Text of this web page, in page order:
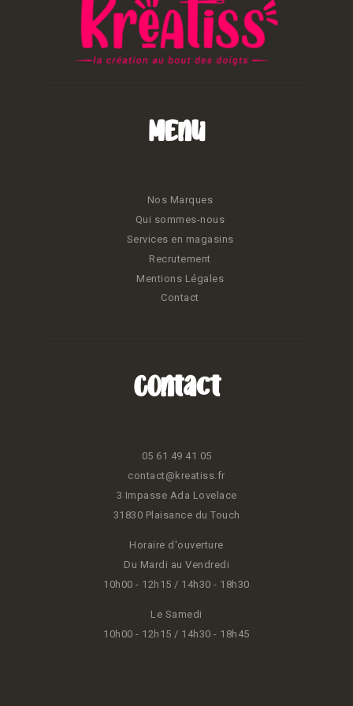
Menu
Nos Marques
Qui sommes-nous
Services en magasins
Recrutement
Mentions Légales
Contact
Contact
05 61 49 41 05
contact@kreatiss.fr
3 Impasse Ada Lovelace
31830 Plaisance du Touch
Horaire d'ouverture
Du Mardi au Vendredi
10h00 - 12h15 / 14h30 - 18h30
Le Samedi
10h00 - 12h15 / 14h30 - 18h45